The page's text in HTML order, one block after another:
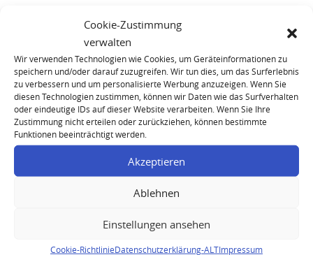
Cookie-Zustimmung
verwalten
Wir verwenden Technologien wie Cookies, um Geräteinformationen zu
speichern und/oder darauf zuzugreifen. Wir tun dies, um das Surferlebnis
zu verbessern und um personalisierte Werbung anzuzeigen. Wenn Sie
diesen Technologien zustimmen, können wir Daten wie das Surfverhalten
oder eindeutige IDs auf dieser Website verarbeiten. Wenn Sie Ihre
Zustimmung nicht erteilen oder zurückziehen, können bestimmte
Funktionen beeinträchtigt werden.
Akzeptieren
Ablehnen
Einstellungen ansehen
Cookie-RichtlinieDatenschutzerklärung-ALTImpressum